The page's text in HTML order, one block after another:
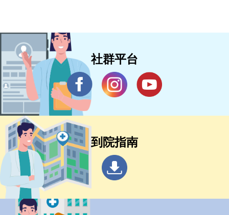
社群平台
到院指南